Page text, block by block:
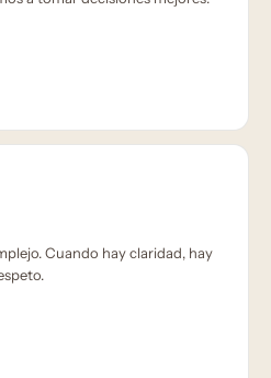
Cuando hay claridad, hay